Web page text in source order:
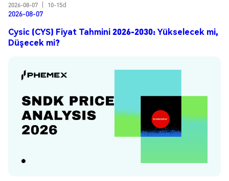
2026-08-07
10-15d
2026-08-07
Cysic (CYS) Fiyat Tahmini 2026-2030: Yükselecek mi,
Düşecek mi?